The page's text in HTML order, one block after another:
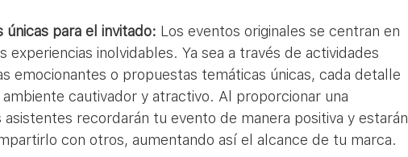
únicas para el invitado: Los eventos originales se centran en
experiencias inolvidables. Ya sea a través de actividades
emocionantes o propuestas temáticas únicas, cada detalle
cautivador y atractivo. Al proporcionar una
asistentes recordarán tu evento de manera positiva y estarán
con otros, aumentando así el alcance de tu marca.